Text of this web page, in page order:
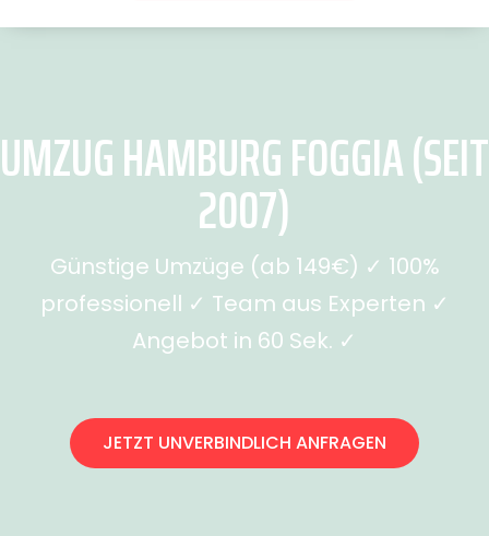
UMZUG HAMBURG FOGGIA (SEIT
2007)
Günstige Umzüge (ab 149€) ✓ 100%
professionell ✓ Team aus Experten ✓
Angebot in 60 Sek. ✓
JETZT UNVERBINDLICH ANFRAGEN